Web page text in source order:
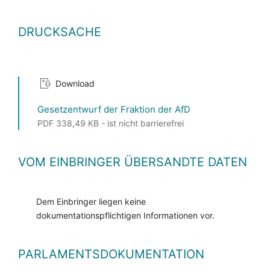
DRUCKSACHE
Download
Gesetzentwurf der Fraktion der AfD
PDF 338,49 KB - ist nicht barrierefrei
VOM EINBRINGER ÜBERSANDTE DATEN
Dem Einbringer liegen keine
dokumentationspflichtigen Informationen vor.
PARLAMENTSDOKUMENTATION